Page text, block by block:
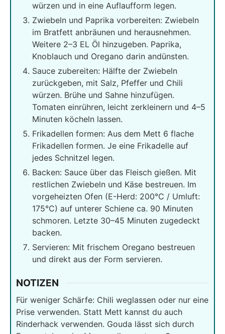
würzen und in eine Auflaufform legen.
Zwiebeln und Paprika vorbereiten: Zwiebeln
im Bratfett anbräunen und herausnehmen.
Weitere 2–3 EL Öl hinzugeben. Paprika,
Knoblauch und Oregano darin andünsten.
Sauce zubereiten: Hälfte der Zwiebeln
zurückgeben, mit Salz, Pfeffer und Chili
würzen. Brühe und Sahne hinzufügen.
Tomaten einrühren, leicht zerkleinern und 4–5
Minuten köcheln lassen.
Frikadellen formen: Aus dem Mett 6 flache
Frikadellen formen. Je eine Frikadelle auf
jedes Schnitzel legen.
Backen: Sauce über das Fleisch gießen. Mit
restlichen Zwiebeln und Käse bestreuen. Im
vorgeheizten Ofen (E-Herd: 200°C / Umluft:
175°C) auf unterer Schiene ca. 90 Minuten
schmoren. Letzte 30–45 Minuten zugedeckt
backen.
Servieren: Mit frischem Oregano bestreuen
und direkt aus der Form servieren.
NOTIZEN
Für weniger Schärfe: Chili weglassen oder nur eine
Prise verwenden. Statt Mett kannst du auch
Rinderhack verwenden. Gouda lässt sich durch